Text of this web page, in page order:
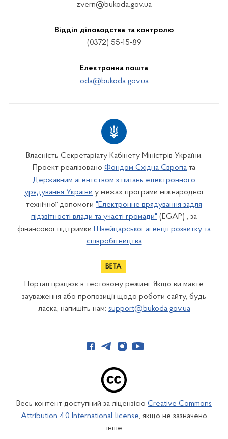
zvern@bukoda.gov.ua
Відділ діловодства та контролю
(0372) 55-15-89
Електронна пошта
oda@bukoda.gov.ua
Власність Секретаріату Кабінету Міністрів України.
Проект реалізовано Фондом Східна Європа та
Державним агентством з питань електронного
урядування України у межах програми міжнародної
технічної допомоги "Електронне врядування задля
підзвітності влади та участі громади" (EGAP) , за
фінансової підтримки Швейцарської агенції розвитку та
співробітництва
Портал працює в тестовому режимі. Якщо ви маєте
зауваження або пропозиції щодо роботи сайту, будь
ласка, напишіть нам: support@bukoda.gov.ua
Весь контент доступний за ліцензією Creative Commons
Attribution 4.0 International license, якщо не зазначено
інше